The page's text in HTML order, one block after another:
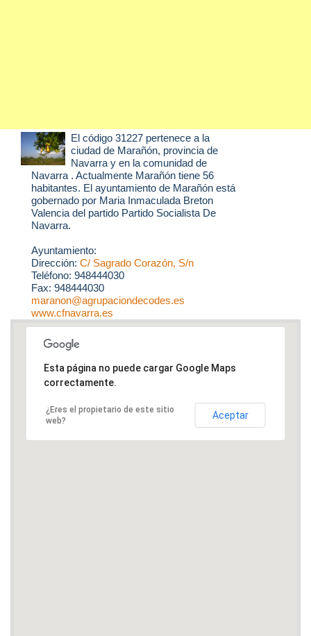
El código 31227 pertenece a la
ciudad de Marañón, provincia de
Navarra y en la comunidad de
Navarra . Actualmente Marañón tiene 56
habitantes. El ayuntamiento de Marañón está
gobernado por Maria Inmaculada Breton
Valencia del partido Partido Socialista De
Navarra.
Ayuntamiento:
Dirección: C/ Sagrado Corazón, S/n
Teléfono: 948444030
Fax: 948444030
maranon@agrupaciondecodes.es
www.cfnavarra.es
Esta página no puede cargar Google Maps
correctamente.
¿Eres el propietario de este sitio
web?
Aceptar